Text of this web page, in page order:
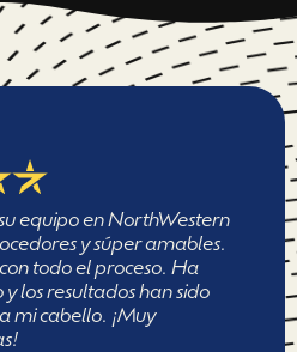
equipo en NorthWestern
y súper amables.
todo el proceso. Ha
los resultados han sido
mi cabello. ¡Muy